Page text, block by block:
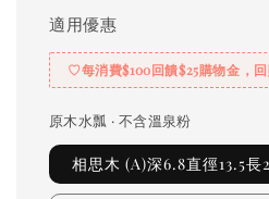
適用優惠
♡每消費$100回饋$25購物金，
原木水瓢 · 不含溫泉粉
相思木 (A)深6.8直徑13.5長